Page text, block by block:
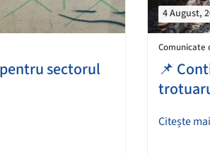
sectorul
4 August,
Comunicate
📌
Citește